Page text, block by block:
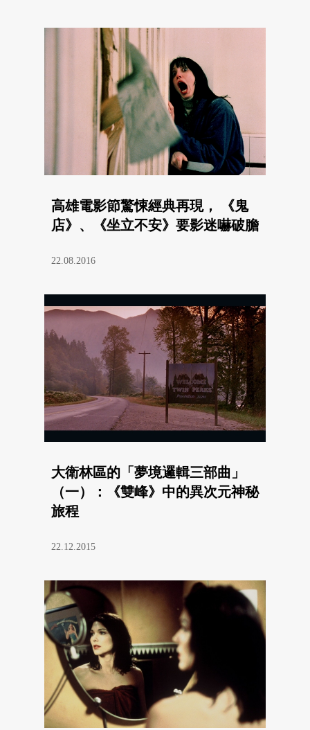
高雄電影節驚悚經典再現， 《鬼
店》、《坐立不安》要影迷嚇破膽
22.08.2016
大衛林區的「夢境邏輯三部曲」
（一）：《雙峰》中的異次元神秘
旅程
22.12.2015